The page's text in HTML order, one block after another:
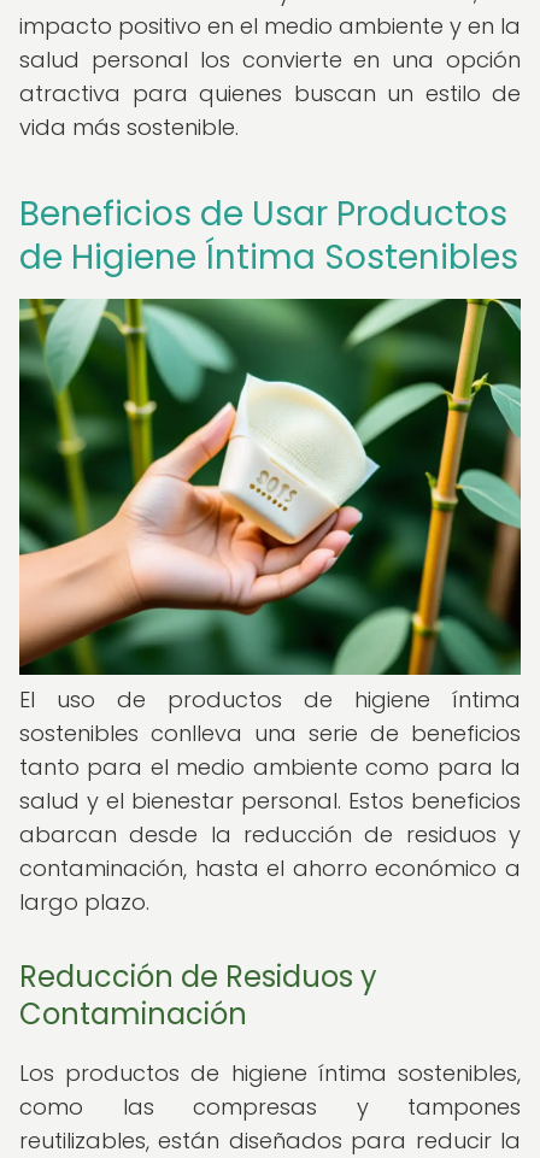
impacto positivo en el medio ambiente y en la
salud personal los convierte en una opción
atractiva para quienes buscan un estilo de
vida más sostenible.
Beneficios de Usar Productos
de Higiene Íntima Sostenibles
El uso de productos de higiene íntima
sostenibles conlleva una serie de beneficios
tanto para el medio ambiente como para la
salud y el bienestar personal. Estos beneficios
abarcan desde la reducción de residuos y
contaminación, hasta el ahorro económico a
largo plazo.
Reducción de Residuos y
Contaminación
Los productos de higiene íntima sostenibles,
como las compresas y tampones
reutilizables, están diseñados para reducir la